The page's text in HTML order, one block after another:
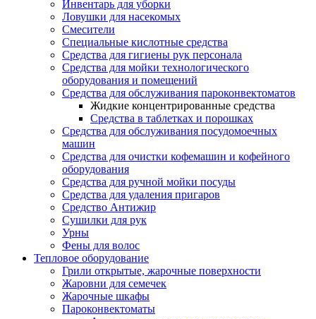
Инвентарь для уборки
Ловушки для насекомых
Смесители
Специальные кислотные средства
Средства для гигиены рук персонала
Средства для мойки технологического
оборудования и помещений
Средства для обслуживания пароконвектоматов
Жидкие концентрированные средства
Средства в таблетках и порошках
Средства для обслуживания посудомоечных
машин
Средства для очистки кофемашин и кофейного
оборудования
Средства для ручной мойки посуды
Средства для удаления пригаров
Средство Антижир
Сушилки для рук
Урны
Фены для волос
Тепловое оборудование
Грили открытые, жарочные поверхности
Жаровни для семечек
Жарочные шкафы
Пароконвектоматы